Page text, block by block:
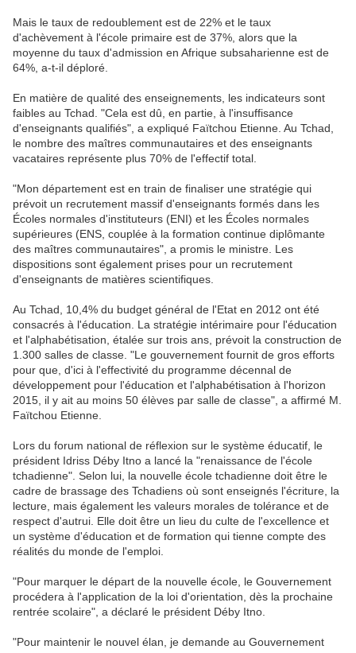
Mais le taux de redoublement est de 22% et le taux
d'achèvement à l'école primaire est de 37%, alors que la
moyenne du taux d'admission en Afrique subsaharienne est de
64%, a-t-il déploré.
En matière de qualité des enseignements, les indicateurs sont
faibles au Tchad. "Cela est dû, en partie, à l'insuffisance
d'enseignants qualifiés", a expliqué Faïtchou Etienne. Au Tchad,
le nombre des maîtres communautaires et des enseignants
vacataires représente plus 70% de l'effectif total.
"Mon département est en train de finaliser une stratégie qui
prévoit un recrutement massif d'enseignants formés dans les
Écoles normales d'instituteurs (ENI) et les Écoles normales
supérieures (ENS, couplée à la formation continue diplômante
des maîtres communautaires", a promis le ministre. Les
dispositions sont également prises pour un recrutement
d'enseignants de matières scientifiques.
Au Tchad, 10,4% du budget général de l'Etat en 2012 ont été
consacrés à l'éducation. La stratégie intérimaire pour l'éducation
et l'alphabétisation, étalée sur trois ans, prévoit la construction de
1.300 salles de classe. "Le gouvernement fournit de gros efforts
pour que, d'ici à l'effectivité du programme décennal de
développement pour l'éducation et l'alphabétisation à l'horizon
2015, il y ait au moins 50 élèves par salle de classe", a affirmé M.
Faïtchou Etienne.
Lors du forum national de réflexion sur le système éducatif, le
président Idriss Déby Itno a lancé la "renaissance de l'école
tchadienne". Selon lui, la nouvelle école tchadienne doit être le
cadre de brassage des Tchadiens où sont enseignés l'écriture, la
lecture, mais également les valeurs morales de tolérance et de
respect d'autrui. Elle doit être un lieu du culte de l'excellence et
un système d'éducation et de formation qui tienne compte des
réalités du monde de l'emploi.
"Pour marquer le départ de la nouvelle école, le Gouvernement
procédera à l'application de la loi d'orientation, dès la prochaine
rentrée scolaire", a déclaré le président Déby Itno.
"Pour maintenir le nouvel élan, je demande au Gouvernement